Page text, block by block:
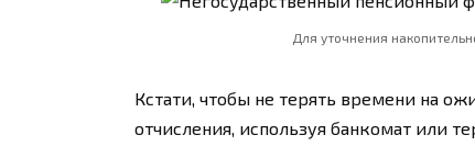
Для уточнения
Кстати, чтобы не терять времени на
отчисления, используя банкомат или